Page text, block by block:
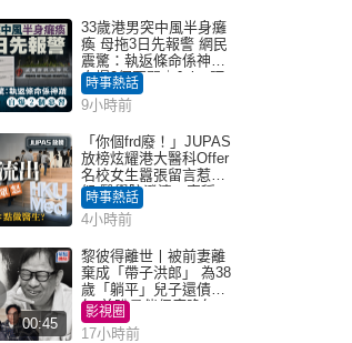
33歲港男突中風半身癱
瘓 母拖3日先報警 網民
震驚：執返條命係神蹟
自爆2個惡習｜Juicy叮
時事熱話
9小時前
「你個frd廢！」JUPAS
放榜炫耀港大醫科Offer
名校女生囂張留言惹眾
怒 醫學院澄清：宣稱
「40.5分獲錄取」不符事
實｜Juicy叮
時事熱話
4小時前
00:45
黎彼得離世丨被前妻離
棄成「帶子洪郎」 為38
歲「躺平」兒子還債多
年 曾盼尋伴侶度晚年
影視圈
17小時前